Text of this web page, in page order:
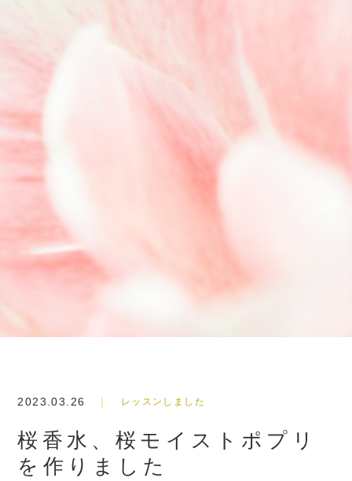
2023.03.26 レッスンしました
桜香水、桜モイストポプリ
を作りました